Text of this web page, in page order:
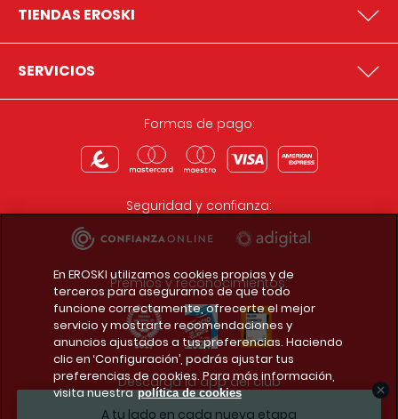
A tu lado en cada nueva etapa
TIENDAS EROSKI
SERVICIOS
Formas de pago:
Seguridad y confianza:
Premios y reconocimientos:
Descarga la app del club
En EROSKI utilizamos cookies propias y de
terceros para asegurarnos de que todo
funcione correctamente, ofrecerte el mejor
servicio y mostrarte recomendaciones y
anuncios ajustados a tus preferencias. Haciendo
clic en ‘Configuración’, podrás ajustar tus
preferencias de cookies. Para más información,
visita nuestra política de cookies